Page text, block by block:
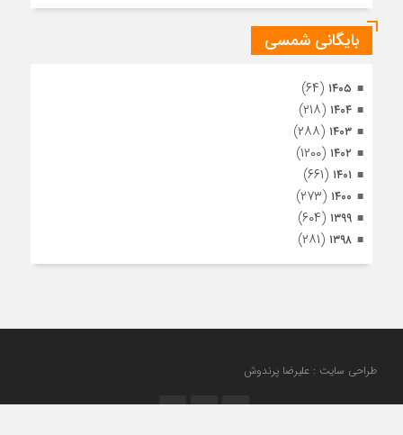
بایگانی شمسی
۱۴۰۵ (۶۴)
۱۴۰۴ (۲۱۸)
۱۴۰۳ (۲۸۸)
۱۴۰۲ (۱۲۰۰)
۱۴۰۱ (۶۶۱)
۱۴۰۰ (۲۷۳)
۱۳۹۹ (۶۰۴)
۱۳۹۸ (۲۸۱)
طراحی سایت : علیرضا پرندوش